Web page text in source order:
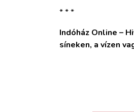
* * *
Indóház Online –
síneken, a vízen